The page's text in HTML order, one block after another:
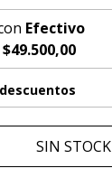
Efectivo
$49.500,00
SIN STOCK